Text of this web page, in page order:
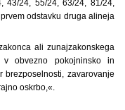
43/24, 55/24, 63/24, 81/24,
odstavku druga alineja
ali zunajzakonskega
v obvezno pokojninsko in
brezposelnosti, zavarovanje
oskrbo,«.